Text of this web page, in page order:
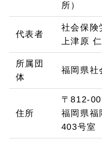
所）
代表者
社会保険
上津原
所属団
体
福岡県社
住所
〒812-
福岡県福
403号室